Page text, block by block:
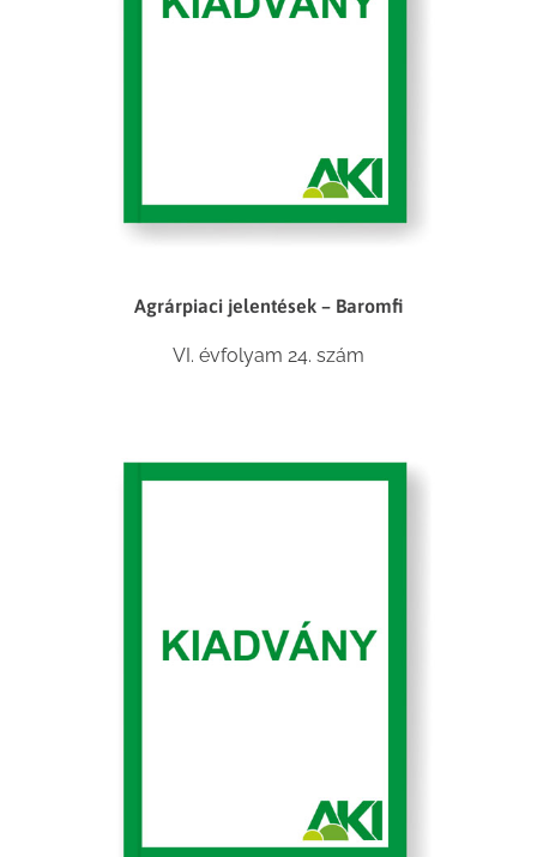
Agrárpiaci jelentések – Baromfi
VI. évfolyam 24. szám